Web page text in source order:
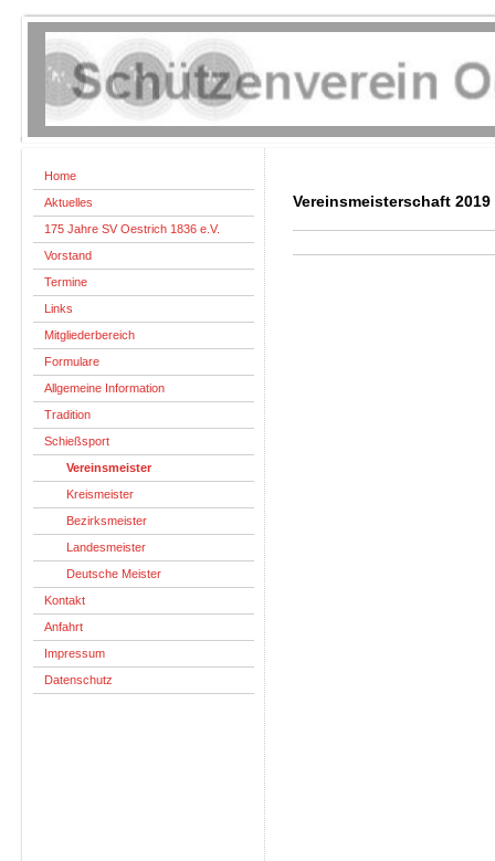
Home
Aktuelles
175 Jahre SV Oestrich 1836 e.V.
Vorstand
Termine
Links
Mitgliederbereich
Formulare
Allgemeine Information
Tradition
Schießsport
Vereinsmeister
Kreismeister
Bezirksmeister
Landesmeister
Deutsche Meister
Kontakt
Anfahrt
Impressum
Datenschutz
Vereinsmeisterschaft 2019